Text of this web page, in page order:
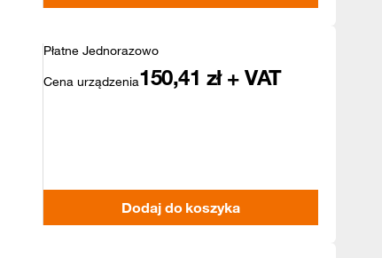
Płatne Jednorazowo
Cena urządzenia150,41 zł + VAT
Dodaj do koszyka